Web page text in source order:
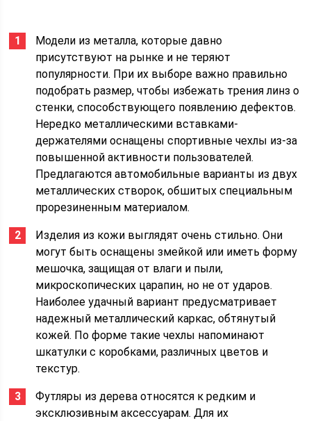
Модели из металла, которые давно
присутствуют на рынке и не теряют
популярности. При их выборе важно правильно
подобрать размер, чтобы избежать трения линз о
стенки, способствующего появлению дефектов.
Нередко металлическими вставками-
держателями оснащены спортивные чехлы из-за
повышенной активности пользователей.
Предлагаются автомобильные варианты из двух
металлических створок, обшитых специальным
прорезиненным материалом.
Изделия из кожи выглядят очень стильно. Они
могут быть оснащены змейкой или иметь форму
мешочка, защищая от влаги и пыли,
микроскопических царапин, но не от ударов.
Наиболее удачный вариант предусматривает
надежный металлический каркас, обтянутый
кожей. По форме такие чехлы напоминают
шкатулки с коробками, различных цветов и
текстур.
Футляры из дерева относятся к редким и
эксклюзивным аксессуарам. Для их